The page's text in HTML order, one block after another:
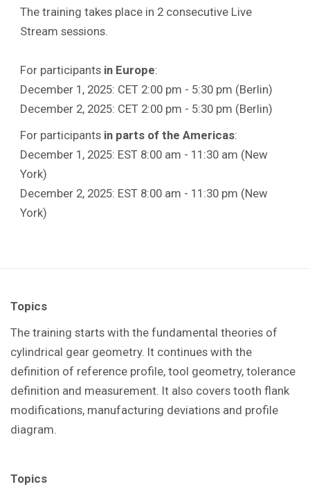
The training takes place in 2 consecutive Live
Stream sessions.
For participants in Europe:
December 1, 2025: CET 2:00 pm - 5:30 pm (Berlin)
December 2, 2025: CET 2:00 pm - 5:30 pm (Berlin)
For participants in parts of the Americas:
December 1, 2025: EST 8:00 am - 11:30 am (New
York)
December 2, 2025: EST 8:00 am - 11:30 pm (New
York)
Topics
The training starts with the fundamental theories of
cylindrical gear geometry. It continues with the
definition of reference profile, tool geometry, tolerance
definition and measurement. It also covers tooth flank
modifications, manufacturing deviations and profile
diagram.
Topics